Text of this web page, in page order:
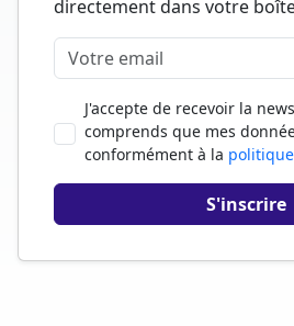
directement dans votre
J'accepte de recevoir la
comprends que mes
conformément à la